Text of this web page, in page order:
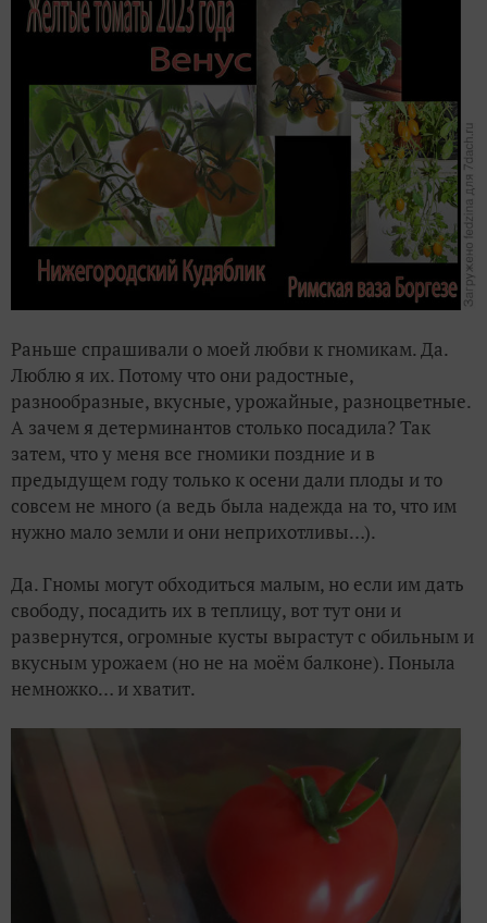
Раньше спрашивали о моей любви к гномикам. Да.
Люблю я их. Потому что они радостные,
разнообразные, вкусные, урожайные, разноцветные.
А зачем я детерминантов столько посадила? Так
затем, что у меня все гномики поздние и в
предыдущем году только к осени дали плоды и то
совсем не много (а ведь была надежда на то, что им
нужно мало земли и они неприхотливы…).
Да. Гномы могут обходиться малым, но если им дать
свободу, посадить их в теплицу, вот тут они и
развернутся, огромные кусты вырастут с обильным и
вкусным урожаем (но не на моём балконе). Поныла
немножко… и хватит.